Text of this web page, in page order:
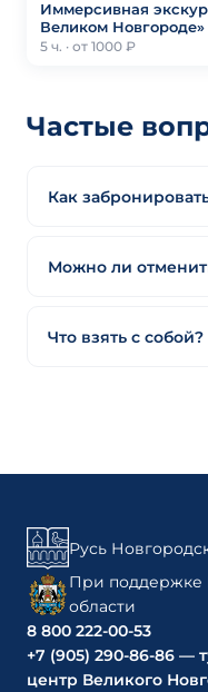
Иммерсивная
Великом Новгороде»
5 ч. · от 1000 ₽
Частые
Как
Можно ли
Что взять с собой?
Русь
При поддержке
области
8 800 222-00-53
+7 (905) 290-86-86
центр Великого